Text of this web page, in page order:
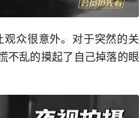
众很意外。对于突然的关
不乱的摸起了自己掉落的眼